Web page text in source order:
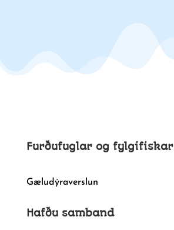
Furðufuglar og fylgifiskar
Gæludýraverslun
Hafðu samband